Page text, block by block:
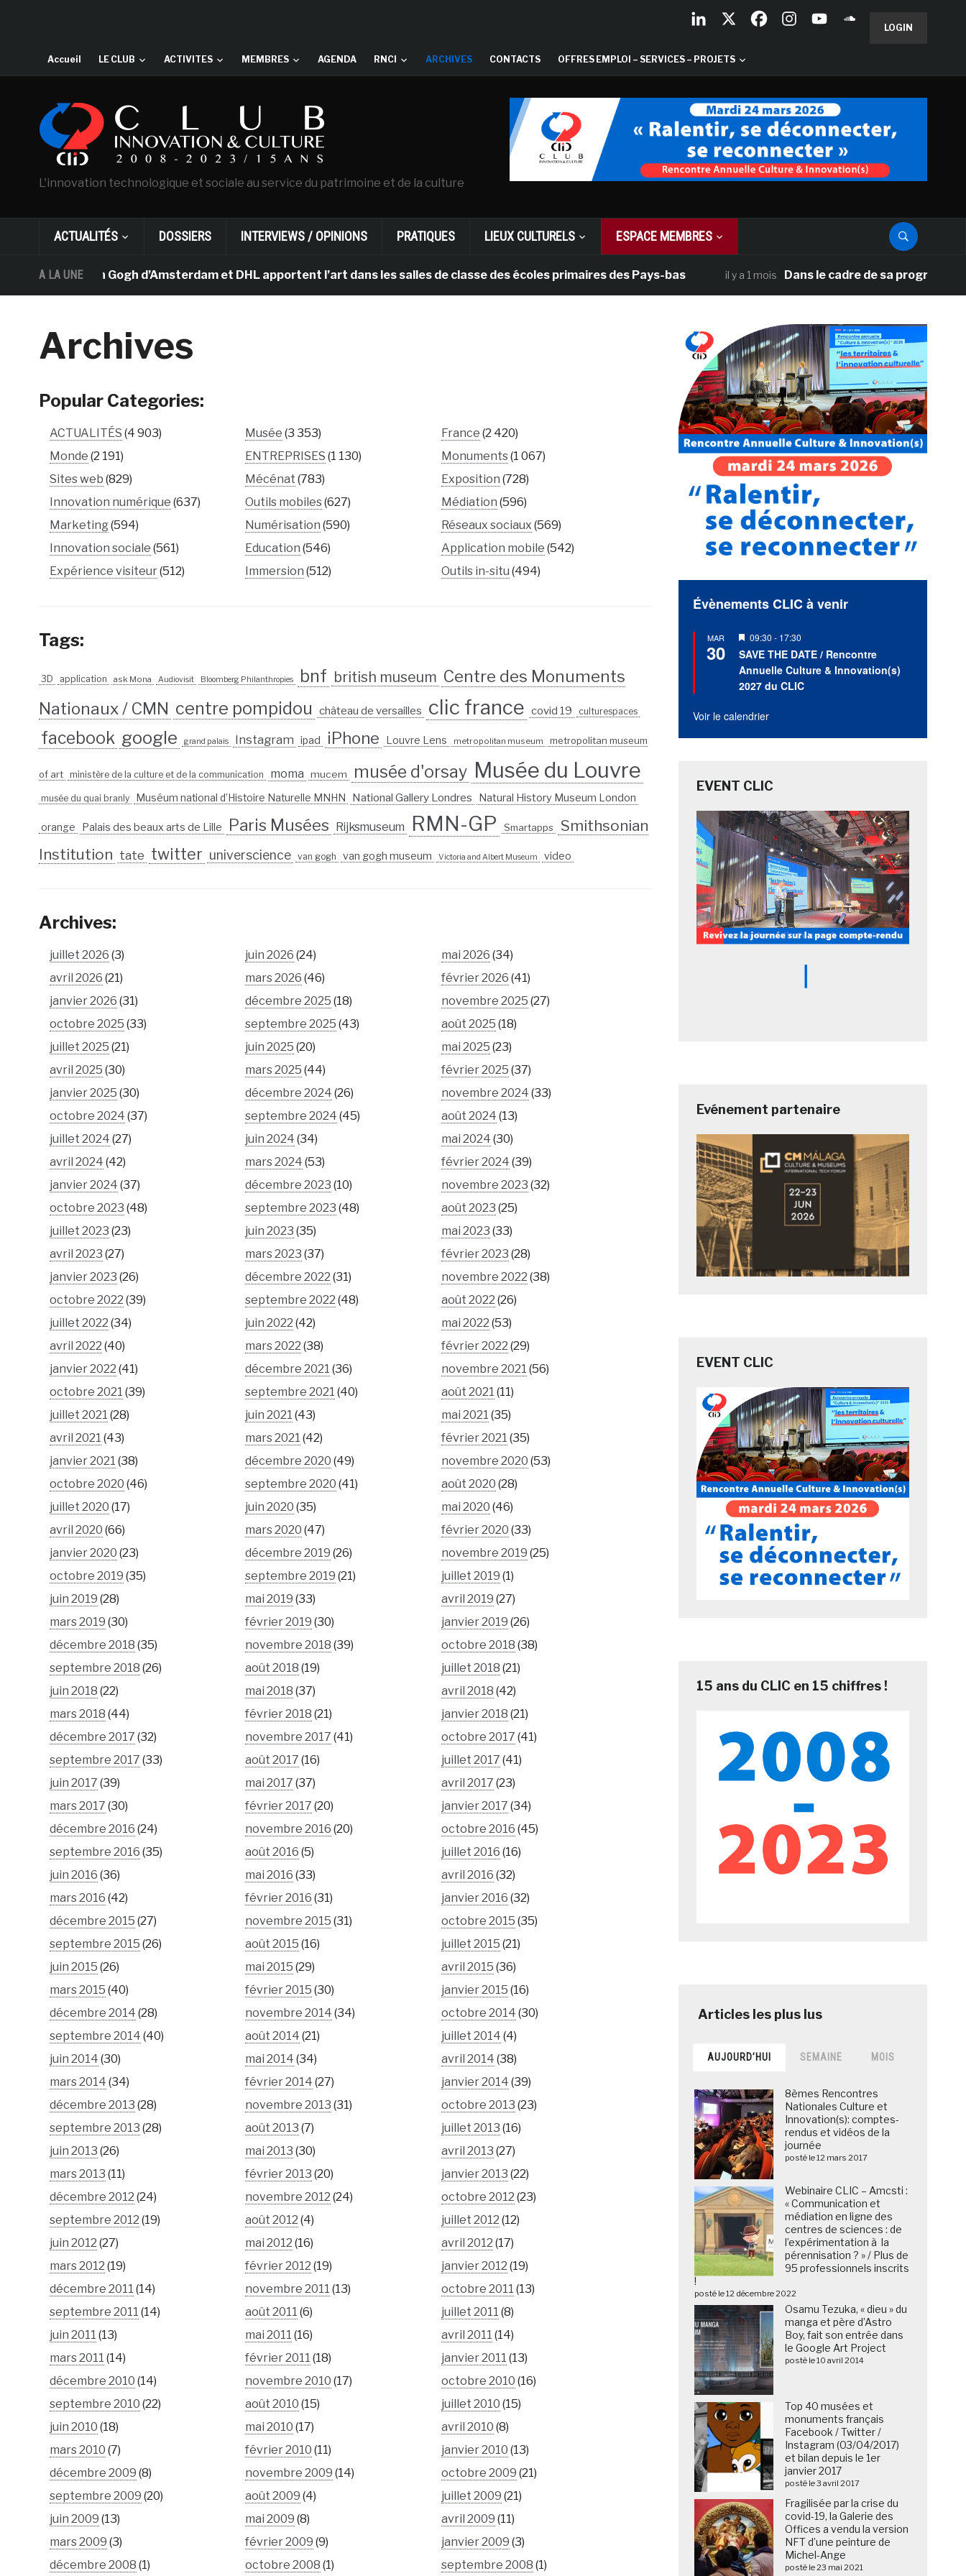
LOGIN
Accueil LE CLUB ACTIVITES MEMBRES AGENDA RNCI ARCHIVES CONTACTS OFFRES EMPLOI – SERVICES – PROJETS
L'innovation technologique et sociale au service du patrimoine et de la culture
ACTUALITÉS DOSSIERS INTERVIEWS / OPINIONS PRATIQUES LIEUX CULTURELS ESPACE MEMBRES
A LA UNE
musée Van Gogh d’Amsterdam et DHL apportent l’art dans les salles de classe des écoles primaires des Pays-bas il y a 1 mois Dans le cadre de sa programmation
Archives
Popular Categories:
ACTUALITÉS (4 903) Musée (3 353) France (2 420)
Monde (2 191) ENTREPRISES (1 130) Monuments(1 067)
Sites web (829) Mécénat (783) Exposition (728)
Innovation numérique (637) Outils mobiles(627) Médiation (596)
Marketing(594) Numérisation (590) Réseaux sociaux (569)
Innovation sociale (561) Education (546) Application mobile (542)
Expérience visiteur(512) Immersion (512) Outils in-situ (494)
Tags:
3D application ask Mona Audiovisit Bloomberg Philanthropies bnf british museum Centre des Monuments
Nationaux / CMN centre pompidou château de versailles clic france covid 19 culturespaces
facebook google grand palais Instagram ipad iPhone Louvre Lens metropolitan museum metropolitan museum
of art ministère de la culture et de la communication moma mucem musée d'orsay Musée du Louvre
musée du quai branly Muséum national d’Histoire Naturelle MNHN National Gallery Londres Natural History Museum London
orange Palais des beaux arts de Lille Paris Musées Rijksmuseum RMN-GP Smartapps
Smithsonian
Institution tate twitter universcience van gogh van gogh museum Victoria and Albert Museum video
Archives:
juillet 2026 (3) juin 2026 (24) mai 2026 (34)
avril 2026 (21) mars 2026 (46) février 2026 (41)
janvier 2026 (31) décembre 2025 (18) novembre 2025 (27)
octobre 2025 (33) septembre 2025 (43) août 2025 (18)
juillet 2025 (21) juin 2025 (20) mai 2025 (23)
avril 2025 (30) mars 2025 (44) février 2025 (37)
janvier 2025 (30) décembre 2024 (26) novembre 2024 (33)
octobre 2024 (37) septembre 2024 (45) août 2024 (13)
juillet 2024 (27) juin 2024 (34) mai 2024 (30)
avril 2024 (42) mars 2024 (53) février 2024 (39)
janvier 2024 (37) décembre 2023 (10) novembre 2023 (32)
octobre 2023 (48) septembre 2023 (48) août 2023 (25)
juillet 2023 (23) juin 2023 (35) mai 2023 (33)
avril 2023 (27) mars 2023 (37) février 2023 (28)
janvier 2023 (26) décembre 2022 (31) novembre 2022 (38)
octobre 2022 (39) septembre 2022 (48) août 2022 (26)
juillet 2022 (34) juin 2022 (42) mai 2022 (53)
avril 2022 (40) mars 2022 (38) février 2022 (29)
janvier 2022 (41) décembre 2021 (36) novembre 2021 (56)
octobre 2021 (39) septembre 2021 (40) août 2021 (11)
juillet 2021 (28) juin 2021 (43) mai 2021 (35)
avril 2021 (43) mars 2021 (42) février 2021 (35)
janvier 2021 (38) décembre 2020 (49) novembre 2020 (53)
octobre 2020 (46) septembre 2020 (41) août 2020 (28)
juillet 2020 (17) juin 2020 (35) mai 2020 (46)
avril 2020 (66) mars 2020 (47) février 2020 (33)
janvier 2020 (23) décembre 2019 (26) novembre 2019 (25)
octobre 2019 (35) septembre 2019 (21) juillet 2019 (1)
juin 2019 (28) mai 2019 (33) avril 2019 (27)
mars 2019 (30) février 2019 (30) janvier 2019 (26)
décembre 2018 (35) novembre 2018 (39) octobre 2018 (38)
septembre 2018 (26) août 2018 (19) juillet 2018 (21)
juin 2018 (22) mai 2018 (37) avril 2018 (42)
mars 2018 (44) février 2018 (21) janvier 2018 (21)
décembre 2017 (32) novembre 2017 (41) octobre 2017 (41)
septembre 2017 (33) août 2017 (16) juillet 2017 (41)
juin 2017 (39) mai 2017 (37) avril 2017 (23)
mars 2017 (30) février 2017 (20) janvier 2017 (34)
décembre 2016 (24) novembre 2016 (20) octobre 2016 (45)
septembre 2016 (35) août 2016 (5) juillet 2016 (16)
juin 2016 (36) mai 2016 (33) avril 2016 (32)
mars 2016 (42) février 2016 (31) janvier 2016 (32)
décembre 2015 (27) novembre 2015 (31) octobre 2015 (35)
septembre 2015 (26) août 2015 (16) juillet 2015 (21)
juin 2015 (26) mai 2015 (29) avril 2015 (36)
mars 2015 (40) février 2015 (30) janvier 2015 (16)
décembre 2014 (28) novembre 2014 (34) octobre 2014 (30)
septembre 2014 (40) août 2014 (21) juillet 2014 (4)
juin 2014 (30) mai 2014 (34) avril 2014 (38)
mars 2014 (34) février 2014 (27) janvier 2014 (39)
décembre 2013 (28) novembre 2013 (31) octobre 2013 (23)
septembre 2013 (28) août 2013 (7) juillet 2013 (16)
juin 2013 (26) mai 2013 (30) avril 2013 (27)
mars 2013 (11) février 2013 (20) janvier 2013 (22)
décembre 2012 (24) novembre 2012 (24) octobre 2012 (23)
septembre 2012 (19) août 2012 (4) juillet 2012 (12)
juin 2012 (27) mai 2012 (16) avril 2012 (17)
mars 2012 (19) février 2012 (19) janvier 2012 (19)
décembre 2011 (14) novembre 2011 (13) octobre 2011 (13)
septembre 2011 (14) août 2011 (6) juillet 2011 (8)
juin 2011 (13) mai 2011 (16) avril 2011 (14)
mars 2011 (14) février 2011 (18) janvier 2011 (13)
décembre 2010 (14) novembre 2010 (17) octobre 2010 (16)
septembre 2010 (22) août 2010 (15) juillet 2010 (15)
juin 2010 (18) mai 2010 (17) avril 2010 (8)
mars 2010 (7) février 2010 (11) janvier 2010 (13)
décembre 2009 (8) novembre 2009 (14) octobre 2009 (21)
septembre 2009 (20) août 2009 (4) juillet 2009 (21)
juin 2009 (13) mai 2009 (8) avril 2009 (11)
mars 2009 (3) février 2009 (9) janvier 2009 (3)
décembre 2008 (1) octobre 2008 (1) septembre 2008 (1)
Évènements CLIC à venir
MAR
30
Mis
en
avant
09:30 - 17:30
SAVE THE DATE / Rencontre
Annuelle Culture & Innovation(s)
2027 du CLIC
Voir le calendrier
EVENT CLIC
Evénement partenaire
EVENT CLIC
15 ans du CLIC en 15 chiffres !
AUJOURD’HUI SEMAINE MOIS
8èmes Rencontres
Nationales Culture et
Innovation(s): comptes-
rendus et vidéos de la
journée
posté le 12 mars 2017
Webinaire CLIC – Amcsti :
« Communication et
médiation en ligne des
centres de sciences : de
l’expérimentation à la
pérennisation ? » / Plus de
95 professionnels inscrits
!
posté le 12 décembre 2022
Osamu Tezuka, « dieu » du
manga et père d’Astro
Boy, fait son entrée dans
le Google Art Project
posté le 10 avril 2014
Top 40 musées et
monuments français
Facebook / Twitter /
Instagram (03/04/2017)
et bilan depuis le 1er
janvier 2017
posté le 3 avril 2017
Fragilisée par la crise du
covid-19, la Galerie des
Offices a vendu la version
NFT d’une peinture de
Michel-Ange
posté le 23 mai 2021